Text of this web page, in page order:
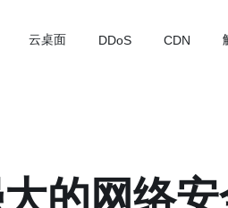
云桌面 DDoS CDN
的网络